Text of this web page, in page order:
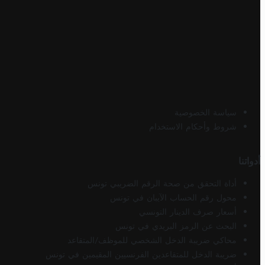
سياسة الخصوصية
شروط وأحكام الاستخدام
أدواتنا
أداة التحقق من صحة الرقم الضريبي تونس
محول رقم الحساب الآيبان في تونس
أسعار صرف الدينار التونسي
البحث عن الرمز البريدي في تونس
محاكي ضريبة الدخل الشخصي للموظف/المتقاعد
ضريبة الدخل للمتقاعدين الفرنسيين المقيمين في تونس